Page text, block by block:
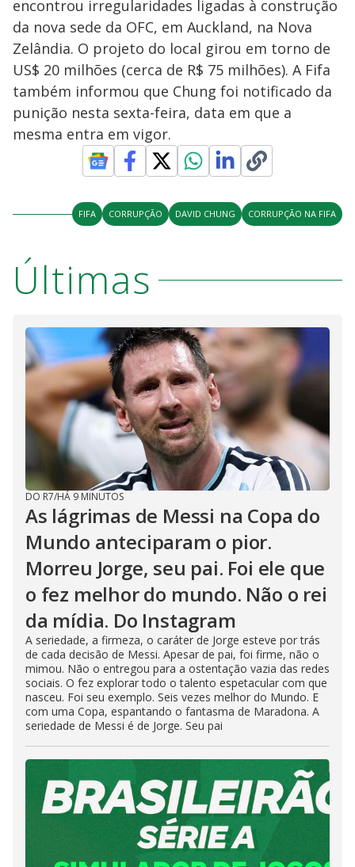
encontrou irregularidades ligadas à construção
da nova sede da OFC, em Auckland, na Nova
Zelândia. O projeto do local girou em torno de
US$ 20 milhões (cerca de R$ 75 milhões). A Fifa
também informou que Chung foi notificado da
punição nesta sexta-feira, data em que a
mesma entra em vigor.
FIFA CORRUPÇÃO DAVID CHUNG CORRUPÇÃO NA FIFA
Últimas
DO R7/HÁ 9 MINUTOS
As lágrimas de Messi na Copa do
Mundo anteciparam o pior.
Morreu Jorge, seu pai. Foi ele que
o fez melhor do mundo. Não o rei
da mídia. Do Instagram
A seriedade, a firmeza, o caráter de Jorge esteve por trás
de cada decisão de Messi. Apesar de pai, foi firme, não o
mimou. Não o entregou para a ostentação vazia das redes
sociais. O fez explorar todo o talento espetacular com que
nasceu. Foi seu exemplo. Seis vezes melhor do Mundo. E
com uma Copa, espantando o fantasma de Maradona. A
seriedade de Messi é de Jorge. Seu pai